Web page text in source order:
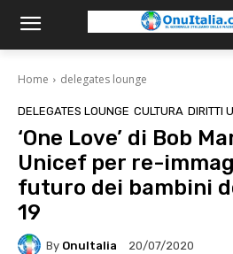
Home delegates lounge
DELEGATES LOUNGE CULTURA DIRITTI
‘One Love’ di Bob
Unicef per re-
futuro dei bambini
19
By OnuItalia 20/07/2020